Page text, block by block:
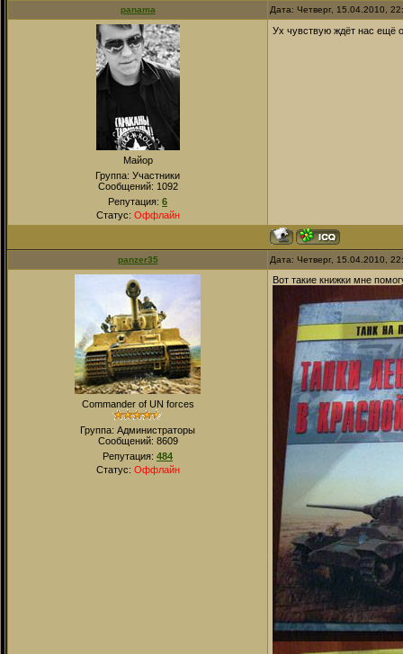
panama Дата: Четверг, 15.04.2010,
Майор
Группа: Участники
Сообщений: 1092
Репутация: 6
Статус: Оффлайн
Ух чувствую ждёт нас ещё
panzer35 Дата: Четверг, 15.04.2010,
Commander of UN forces
Группа: Администраторы
Сообщений: 8609
Репутация: 484
Статус: Оффлайн
Вот такие книжки мне